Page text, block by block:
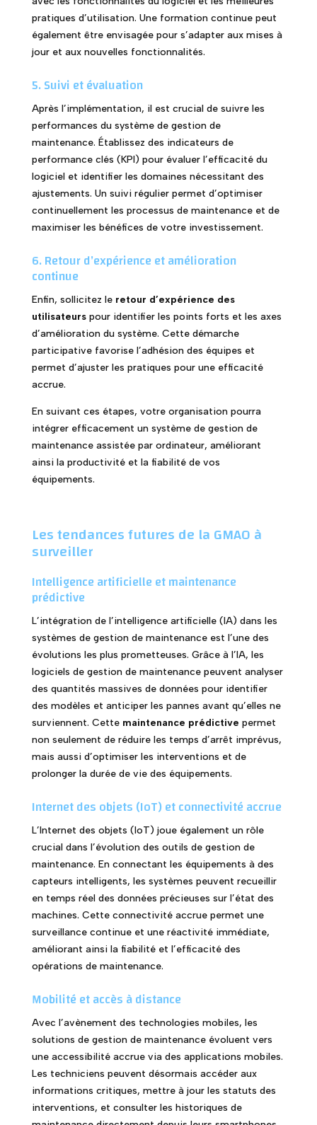
pratiques d’utilisation. Une formation continue peut
également être envisagée pour s’adapter aux mises à
jour et aux nouvelles fonctionnalités.
5. Suivi et évaluation
Après l’implémentation, il est crucial de suivre les
performances du système de gestion de
maintenance. Établissez des indicateurs de
performance clés (KPI) pour évaluer l’efficacité du
logiciel et identifier les domaines nécessitant des
ajustements. Un suivi régulier permet d’optimiser
continuellement les processus de maintenance et de
maximiser les bénéfices de votre investissement.
6. Retour d’expérience et amélioration
continue
Enfin, sollicitez le retour d’expérience des
utilisateurspour identifier les points forts et les axes
d’amélioration du système. Cette démarche
participative favorise l’adhésion des équipes et
permet d’ajuster les pratiques pour une efficacité
accrue.
En suivant ces étapes, votre organisation pourra
intégrer efficacement un système de gestion de
maintenance assistée par ordinateur, améliorant
ainsi la productivité et la fiabilité de vos
équipements.
Les tendances futures de la GMAO à
surveiller
Intelligence artificielle et maintenance
prédictive
L’intégration de l’intelligence artificielle (IA) dans les
systèmes de gestion de maintenance est l’une des
évolutions les plus prometteuses. Grâce à l’IA, les
logiciels de gestion de maintenance peuvent analyser
des quantités massives de données pour identifier
des modèles et anticiper les pannes avant qu’elles ne
surviennent. Cette maintenance prédictive permet
non seulement de réduire les temps d’arrêt imprévus,
mais aussi d’optimiser les interventions et de
prolonger la durée de vie des équipements.
Internet des objets (IoT) et connectivité accrue
L’Internet des objets (IoT) joue également un rôle
crucial dans l’évolution des outils de gestion de
maintenance. En connectant les équipements à des
capteurs intelligents, les systèmes peuvent recueillir
en temps réel des données précieuses sur l’état des
machines. Cette connectivité accrue permet une
surveillance continue et une réactivité immédiate,
améliorant ainsi la fiabilité et l’efficacité des
opérations de maintenance.
Mobilité et accès à distance
Avec l’avènement des technologies mobiles, les
solutions de gestion de maintenance évoluent vers
une accessibilité accrue via des applications mobiles.
Les techniciens peuvent désormais accéder aux
informations critiques, mettre à jour les statuts des
interventions, et consulter les historiques de